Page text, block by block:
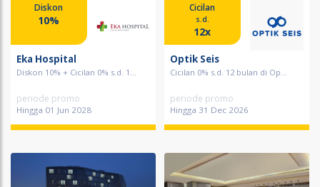
Diskon
10%
Eka Hospital
Diskon 10% + Cicilan 0% s.d. 1...
periode promo
Hingga 01 Jun 2028
Cicilan
s.d.
12x
Optik Seis
Cicilan 0% s.d. 12 bulan di Op...
periode promo
Hingga 31 Dec 2026